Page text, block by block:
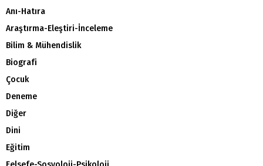
Anı-Hatıra
Araştırma-Eleştiri-İnceleme
Bilim & Mühendislik
Biografi
Çocuk
Deneme
Diğer
Dini
Eğitim